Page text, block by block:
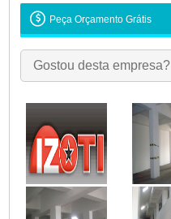
Sex:
09:00 - 18:00
Sáb:
Fechado
Dom:
Fechado
Peça Orçamento Grátis
Gostou desta empresa?